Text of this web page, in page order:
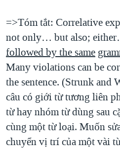
=>Tóm tắt: Correlative
not only… but also;
followed by the same
Many violations can be
the sentence. (Strunk and
câu có giới từ tương liên
từ hay nhóm từ dùng sau
cùng một từ loại. Muốn
chuyển vị trí của một vài